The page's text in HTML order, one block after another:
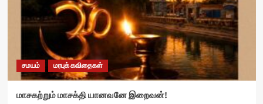
சமயம் மரபுக் கவிதைகள்
மாசகற்றும் மாசக்தி யானவனே இறைவன்!